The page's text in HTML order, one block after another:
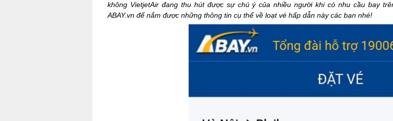
không VietjetAir đang thu hút được sự chú ý của nhiều người khi có nhu cầu bay
ABAY.vn để nắm được những thông tin cụ thể về loạt vé hấp dẫn này các bạn nhé!